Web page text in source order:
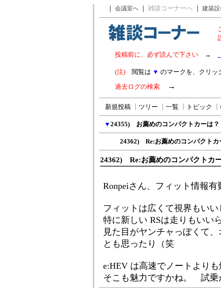
｜ 会議室へ ｜ 雑談コーナーへ ｜ 建築
投稿前に、必ず読んで下さい →
(注) 閲覧は ▼ のマークを、クリッ
過去ログの検索 →
新規投稿 ツリー 一覧 トピック
▼ 24355) お薦めのコンパクトカーは？
24362) Re:お薦めのコンパクトカ
24362) Re:お薦めのコンパクトカ
Ronpeiさん、フィット情報
フィットは広くて視界もい
特に新しい RSは走りもいい
見た目がヤンチャっぽくて
とも思ったり（笑
e:HEV は高速でノートより
そこも魅力ですかね。 試乗